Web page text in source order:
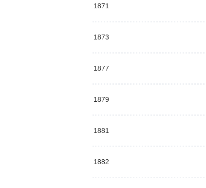
1871
1873
1877
1879
1881
1882